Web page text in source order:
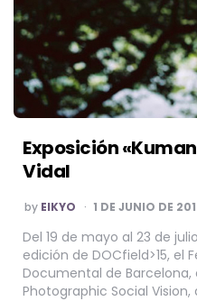
Exposición
Vidal
POSTED
BY
by EIKYO 1 DE JUNIO DE
Del 19 de mayo al 23 de
edición de DOCfield>15, el
Documental de Barcelona,
Photographic Social Vision,